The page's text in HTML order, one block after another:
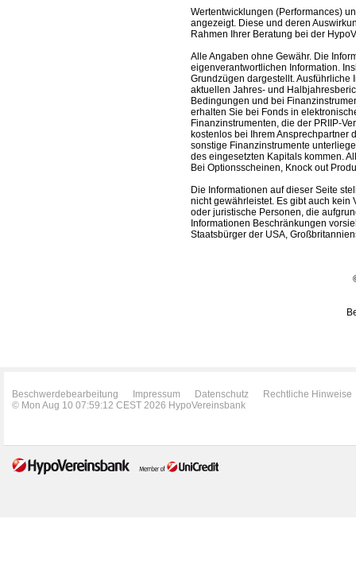
Wertentwicklungen (Performances)
angezeigt. Diese und deren
Rahmen Ihrer Beratung bei der
Alle Angaben ohne Gewähr. Die
eigenverantwortlichen Information.
Grundzügen dargestellt.
aktuellen Jahres- und
Bedingungen und bei
erhalten Sie bei Fonds in
Finanzinstrumenten, die der PRIIP-
kostenlos bei Ihrem Ansprechpartner
sonstige Finanzinstrumente
des eingesetzten Kapitals kommen.
Bei Optionsscheinen, Knock out
Die Informationen auf dieser Seite
nicht gewährleistet. Es gibt auch kein
oder juristische Personen, die
Informationen Beschränkungen
Staatsbürger der USA,
Beschwerdebearbeitung Impressum Datenschutz
Rechtliche Hinweise
© Mon Aug 10 07:59:12 CEST 2026 HypoVereinsbank